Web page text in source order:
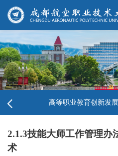
高等职业教育创新发
2.1.3技能大师工作管理办
术